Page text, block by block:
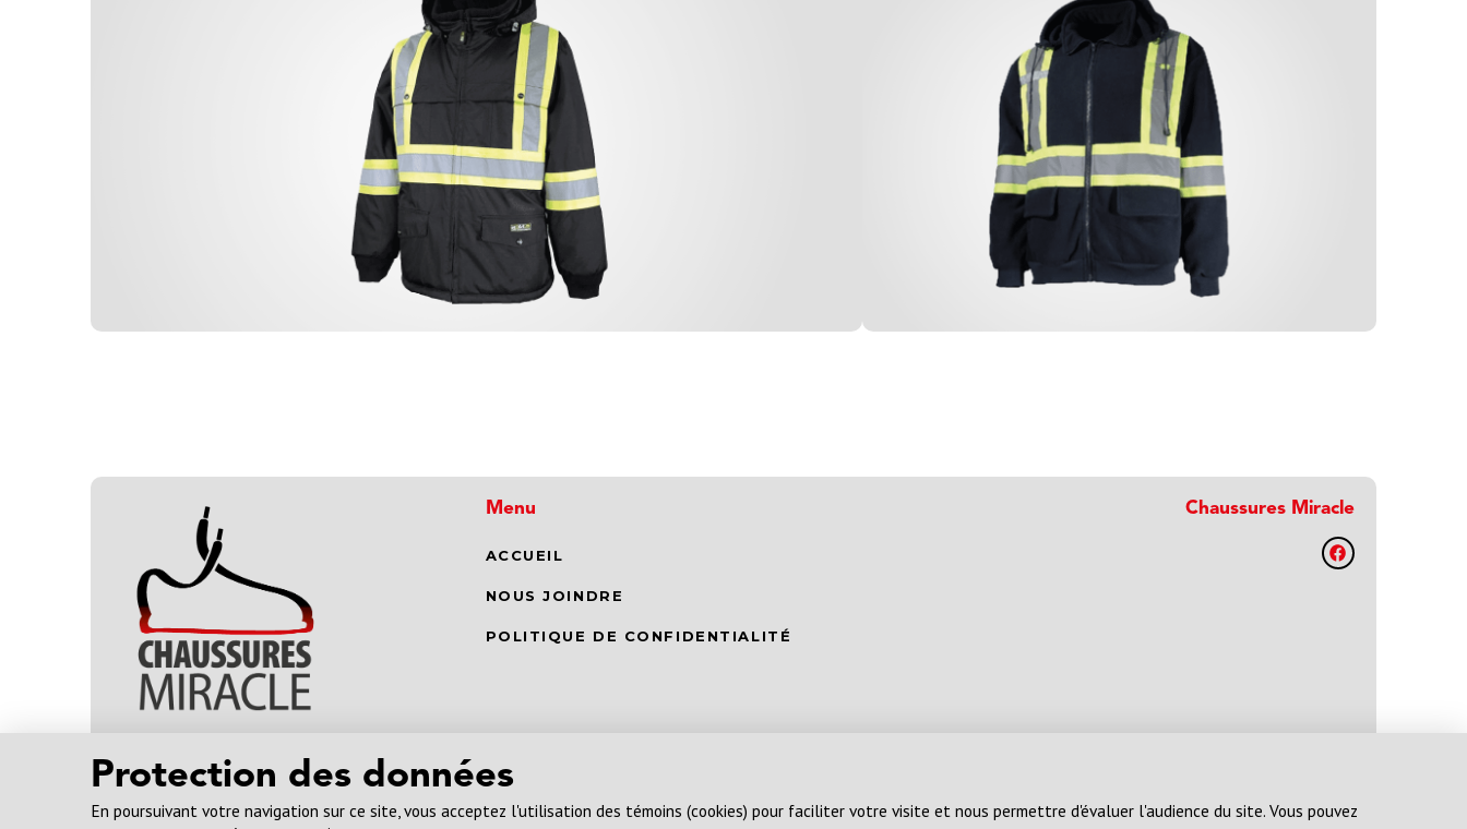
Protection des données
En poursuivant votre navigation sur ce site, vous acceptez l'utilisation des témoins (cookies) pour faciliter votre visite et nous permettre d'évaluer l'audience du site. Vous pouvez
564, BOULEVARD DES SEIGNEURS
Menu
ACCUEIL
NOUS JOINDRE
POLITIQUE DE CONFIDENTIALITÉ
Chaussures Miracle